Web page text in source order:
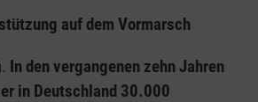
auf dem Vormarsch
In den vergangenen zehn Jahren
in Deutschland 30.000